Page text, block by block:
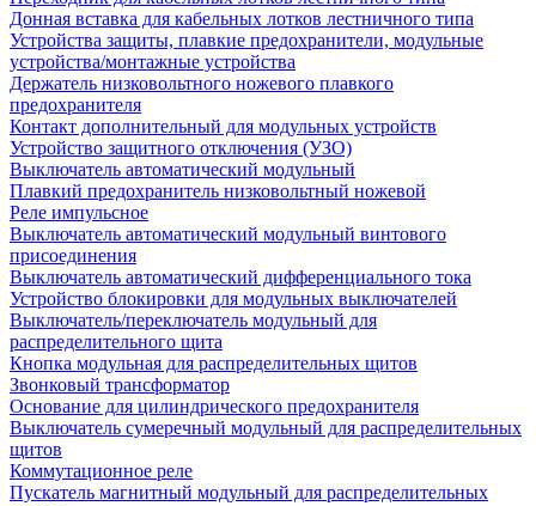
Донная вставка для кабельных лотков лестничного типа
Устройства защиты, плавкие предохранители, модульные
устройства/монтажные устройства
Держатель низковольтного ножевого плавкого
предохранителя
Контакт дополнительный для модульных устройств
Устройство защитного отключения (УЗО)
Выключатель автоматический модульный
Плавкий предохранитель низковольтный ножевой
Реле импульсное
Выключатель автоматический модульный винтового
присоединения
Выключатель автоматический дифференциального тока
Устройство блокировки для модульных выключателей
Выключатель/переключатель модульный для
распределительного щита
Кнопка модульная для распределительных щитов
Звонковый трансформатор
Основание для цилиндрического предохранителя
Выключатель сумеречный модульный для распределительных
щитов
Коммутационное реле
Пускатель магнитный модульный для распределительных